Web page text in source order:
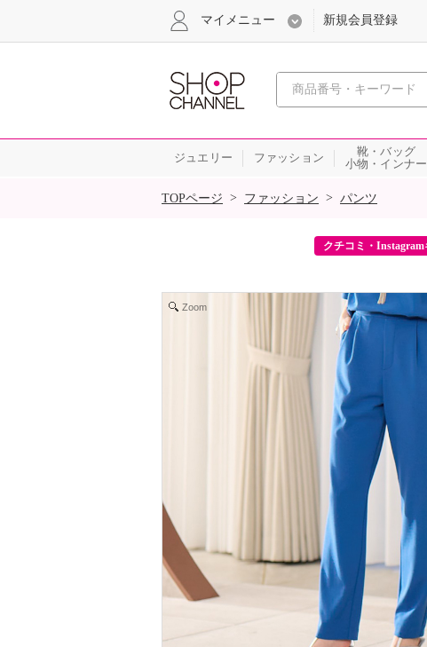
心おどる、瞬間を。
マイメニュー 新規会員登録
ジュエリー ファッション
靴・バッグ
小物・インナー
SALE
TOPページ > ファッション > パンツ
クチコミ・
Zoom